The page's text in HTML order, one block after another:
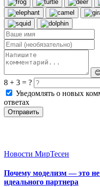
8 + 3 = ?
Уведомлять о новых
ответах
Отправить
Новости МирТесен
Почему моделизм — это не
идеального партнера